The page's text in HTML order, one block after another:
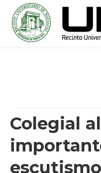
Colegial
escutismo